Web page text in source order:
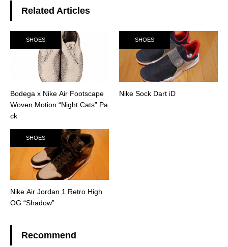
Related Articles
SHOES
Bodega x Nike Air Footscape
Woven Motion “Night Cats” Pa
ck
SHOES
Nike Sock Dart iD
SHOES
Nike Air Jordan 1 Retro High
OG “Shadow”
Recommend